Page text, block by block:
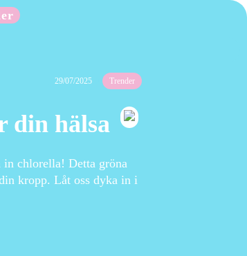
29/07/2025 Trender
din hälsa
chlorella! Detta gröna
kropp. Låt oss dyka in i